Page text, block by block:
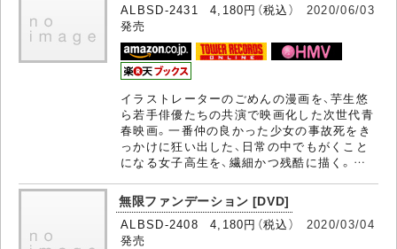
ALBSD-2431 4,180円（税込） 2020/06/03
発売
イラストレーターのごめんの漫画を、芋生悠
ら若手俳優たちの共演で映画化した次世代青
春映画。一番仲の良かった少女の事故死をき
っかけに狂い出した、日常の中でもがくこと
になる女子高生を、繊細かつ残酷に描く。…
無限ファンデーション [DVD]
ALBSD-2408 4,180円（税込） 2020/03/04
発売